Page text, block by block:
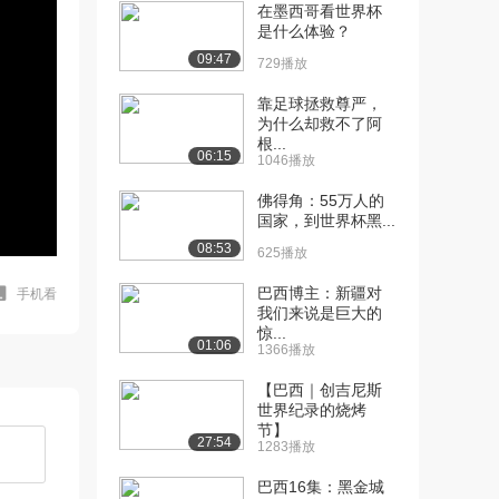
手机看
09:47
在墨西哥看世界杯
是什么体验？
729播放
06:15
靠足球拯救尊严，
为什么却救不了阿
根...
1046播放
08:53
佛得角：55万人的
国家，到世界杯黑...
625播放
01:06
巴西博主：新疆对
我们来说是巨大的
惊...
1366播放
27:54
【巴西｜创吉尼斯
世界纪录的烧烤
节】
1283播放
巴西16集：黑金城